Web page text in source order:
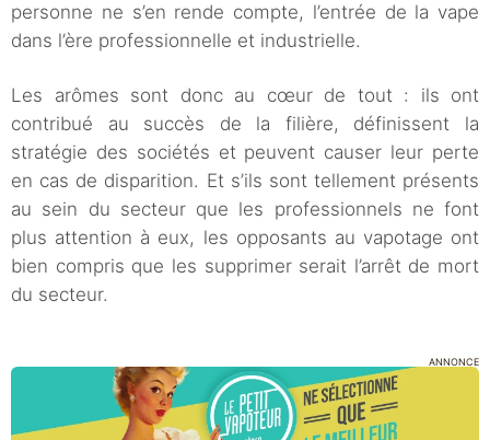
personne ne s’en rende compte, l’entrée de la vape
dans l’ère professionnelle et industrielle.
Les arômes sont donc au cœur de tout : ils ont
contribué au succès de la filière, définissent la
stratégie des sociétés et peuvent causer leur perte
en cas de disparition. Et s’ils sont tellement présents
au sein du secteur que les professionnels ne font
plus attention à eux, les opposants au vapotage ont
bien compris que les supprimer serait l’arrêt de mort
du secteur.
ANNONCE